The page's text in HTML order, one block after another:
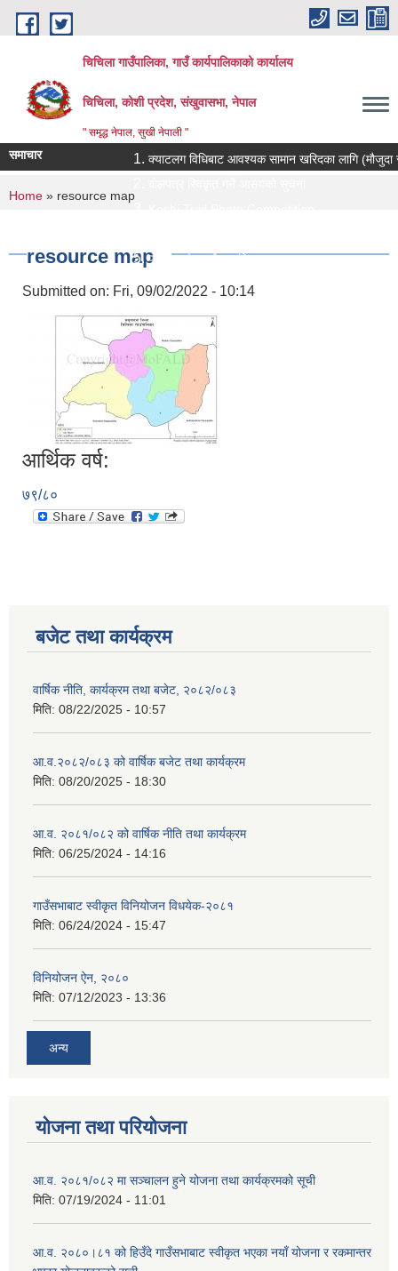
Skip to main content
चिचिला गाउँपालिका, गाउँ कार्यपालिकाको कार्यालय
चिचिला, कोशी प्रदेश, संखुवासभा, नेपाल
" समृद्ध नेपाल, सुखी नेपाली "
समाचार
क्याटलग विधिबाट आवश्यक सामान खरिदका लागि (मौजुदा
प्रस्ताव पेश गर्ने सम्बन्धि सुचना ।।
You are here
Home » resource map
resource map
Submitted on: Fri, 09/02/2022 - 10:14
आर्थिक वर्ष:
७९/८०
बजेट तथा कार्यक्रम
वार्षिक नीति, कार्यक्रम तथा बजेट, २०८२/०८३
मिति: 08/22/2025 - 10:57
आ.व.२०८२/०८३ को वार्षिक बजेट तथा कार्यक्रम
मिति: 08/20/2025 - 18:30
आ.व. २०८१/०८२ को वार्षिक नीति तथा कार्यक्रम
मिति: 06/25/2024 - 14:16
गाउँसभाबाट स्वीकृत विनियोजन विधयेक-२०८१
मिति: 06/24/2024 - 15:47
विनियोजन ऐन, २०८०
मिति: 07/12/2023 - 13:36
अन्य
योजना तथा परियोजना
आ.व. २०८१/०८२ मा सञ्चालन हुने योजना तथा कार्यक्रमको सूची
मिति: 07/19/2024 - 11:01
आ.व. २०८०।८१ को हिउँदे गाउँसभाबाट स्वीकृत भएका नयाँ योजना र रकमान्तर